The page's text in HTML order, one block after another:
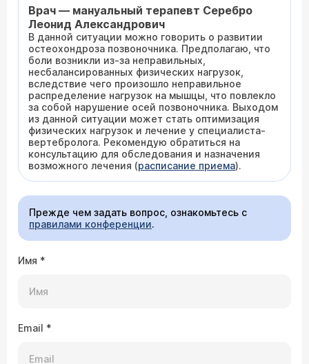
Врач — мануальный терапевт Серебро
Леонид Александрович
В данной ситуации можно говорить о развитии
остеохондроза позвоночника. Предполагаю, что
боли возникли из-за неправильных,
несбалансированных физических нагрузок,
вследствие чего произошло неправильное
распределение нагрузок на мышцы, что повлекло
за собой нарушение осей позвоночника. Выходом
из данной ситуации может стать оптимизация
физических нагрузок и лечение у специалиста-
вертебролога. Рекомендую обратиться на
консультацию для обследования и назначения
возможного лечения (расписание приема).
Прежде чем задать вопрос, ознакомьтесь с
правилами конференции.
Имя *
Email *